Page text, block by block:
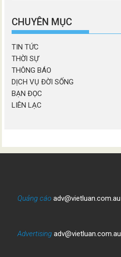
mục
CHUYÊN MỤC
TIN TỨC
THỜI SỰ
THÔNG BÁO
DỊCH VỤ ĐỜI SỐNG
BẠN ĐỌC
LIÊN LẠC
Quảng cáo adv@vietluan.com.au
Advertising adv@vietluan.com.au